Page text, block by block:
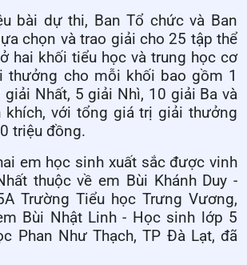
bài dự thi, Ban Tổ chức và Ban
chọn và trao giải cho 25 tập thể
hai khối tiểu học và trung học cơ
thưởng cho mỗi khối bao gồm 1
Nhất, 5 giải Nhì, 10 giải Ba và
khích, với tổng giá trị giải thưởng
triệu đồng.
em học sinh xuất sắc được vinh
thuộc về em Bùi Khánh Duy -
Trường Tiểu học Trưng Vương,
Bùi Nhật Linh - Học sinh lớp 5
Phan Như Thạch, TP Đà Lạt, đã